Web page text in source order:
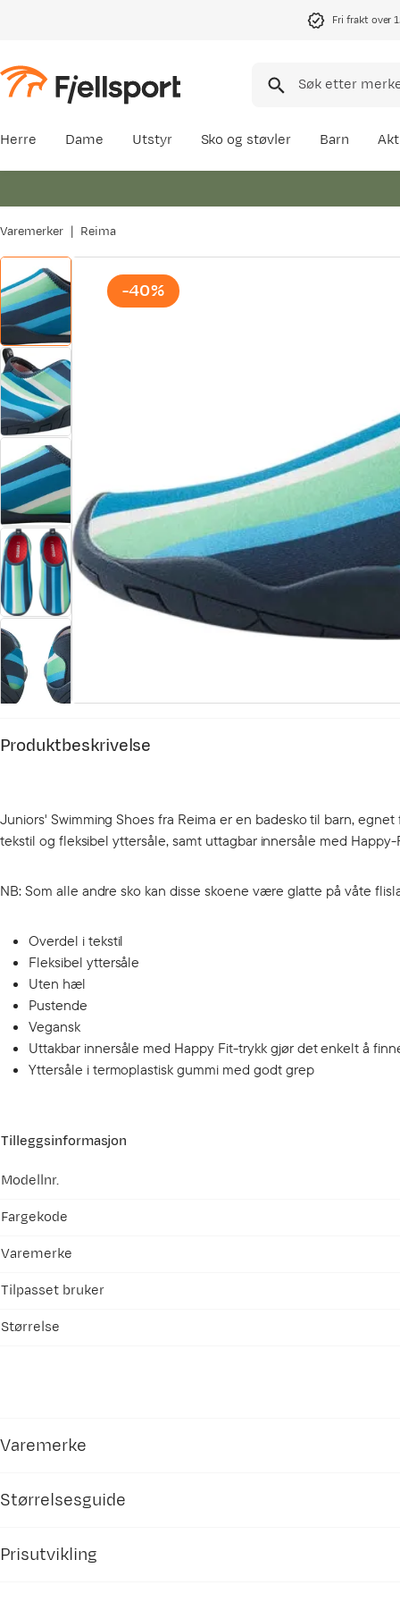
Fri frakt over
Herre Dame Utstyr Sko og støvler Barn
Varemerker Reima
-40%
Produktbeskrivelse
Juniors' Swimming Shoes fra Reima er en badesko til barn,
tekstil og fleksibel yttersåle, samt uttagbar innersåle med
NB: Som alle andre sko kan disse skoene være glatte på våte
Overdel i tekstil
Fleksibel yttersåle
Uten hæl
Pustende
Vegansk
Uttakbar innersåle med Happy Fit-trykk gjør det enkelt å
Yttersåle i termoplastisk gummi med godt grep
Tilleggsinformasjon
Modellnr.
Fargekode
Varemerke
Tilpasset bruker
Størrelse
Varemerke
Størrelsesguide
Prisutvikling